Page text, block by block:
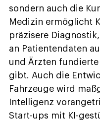
sondern auch die
Medizin ermöglicht
präzisere
an Patientendaten
und Ärzten
gibt. Auch die
Fahrzeuge wird
Intelligenz
Start-ups mit KI-